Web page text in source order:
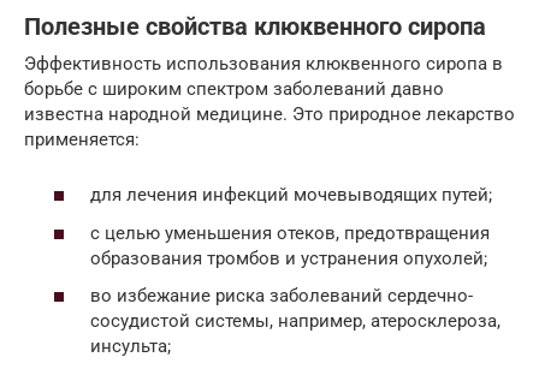
Полезные свойства клюквенного сиропа
Эффективность использования клюквенного сиропа в
борьбе с широким спектром заболеваний давно
известна народной медицине. Это природное лекарство
применяется:
для лечения инфекций мочевыводящих путей;
с целью уменьшения отеков, предотвращения
образования тромбов и устранения опухолей;
во избежание риска заболеваний сердечно-
сосудистой системы, например, атеросклероза,
инсульта;